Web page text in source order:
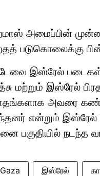
அமைப்பின்
படுகொலைக்கு
இஸ்ரேல் படைகள்
மற்றும் இஸ்ரேல்
அவரை
என்றும் இஸ்ரேல்
பகுதியில் நடந்த
Gaza இஸ்ரேல்